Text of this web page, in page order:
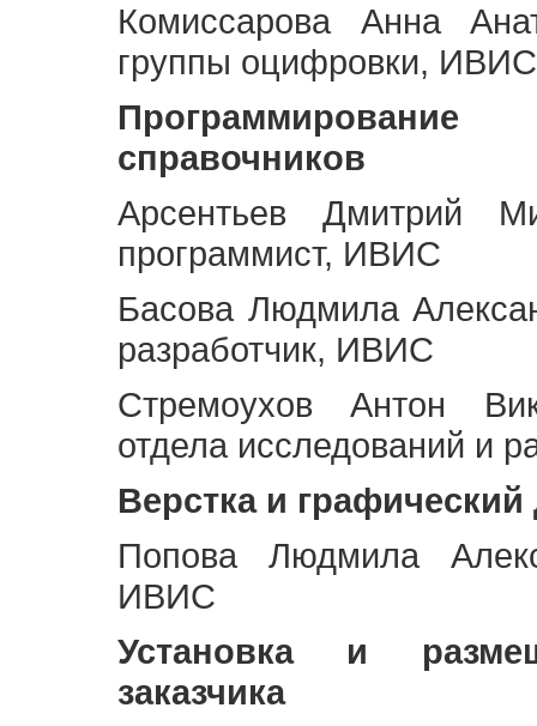
Комиссарова Анна
группы оцифровки, ИВИС
Программирование
справочников
Арсентьев Дмитрий
программист, ИВИС
Басова Людмила
разработчик, ИВИС
Стремоухов Антон
отдела исследований и
Верстка и графический
Попова Людмила
ИВИС
Установка и
заказчика